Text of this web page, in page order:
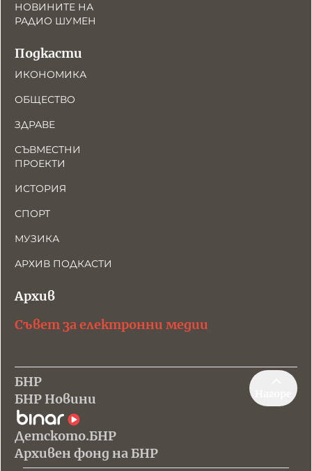
НОВИНИТЕ НА
РАДИО ШУМЕН
Подкасти
ИКОНОМИКА
ОБЩЕСТВО
ЗДРАВЕ
СЪВМЕСТНИ
ПРОЕКТИ
ИСТОРИЯ
СПОРТ
МУЗИКА
АРХИВ ПОДКАСТИ
Архив
Съвет за електронни медии
БНР
БНР Новини
Детското.БНР
Архивен фонд на БНР